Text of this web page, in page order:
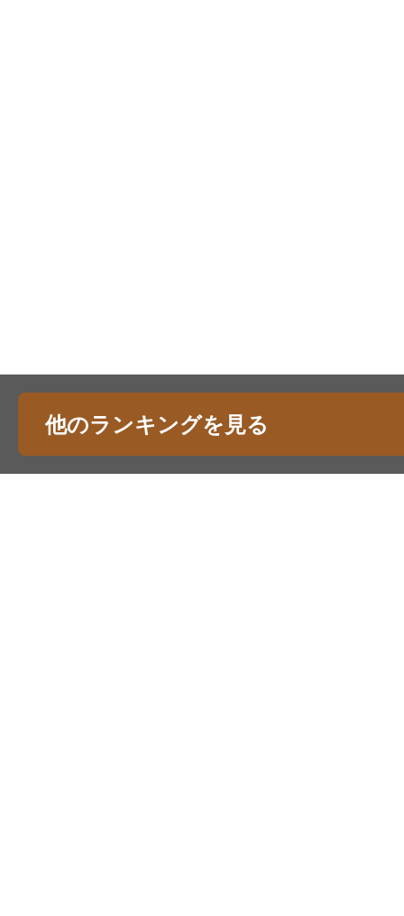
他のランキングを見る